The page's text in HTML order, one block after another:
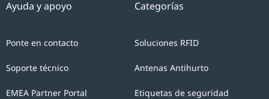
Categorías
Soluciones RFID
Antenas Antihurto
Etiquetas de seguridad
Ayuda y apoyo
Ponte en contacto
Soporte técnico
EMEA Partner Portal